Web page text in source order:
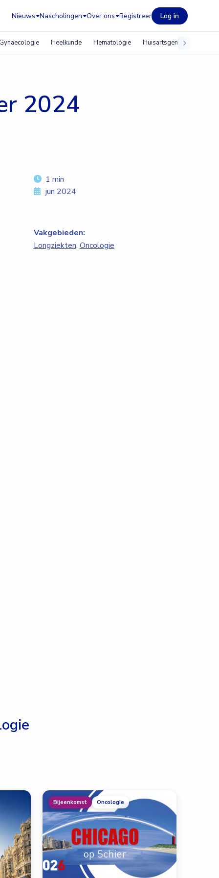
Nieuws Nascholingen Over ons Registreer Log in
Heelkunde Hematologie Huisartsgeneeskunde
2024
1 min
jun 2024
Vakgebieden:
Longziekten, Oncologie
Bijeenkomst Oncologie